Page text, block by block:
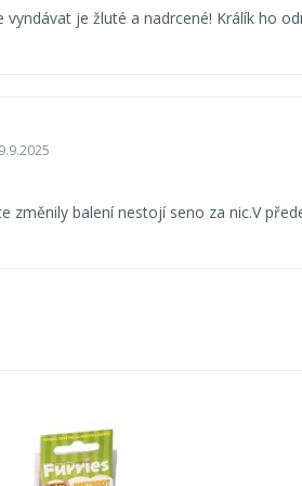
vyndávat je žluté a nadrcené! Králík ho
je 1 z 5 hvězdiček.
změnily balení nestojí seno za nic.V